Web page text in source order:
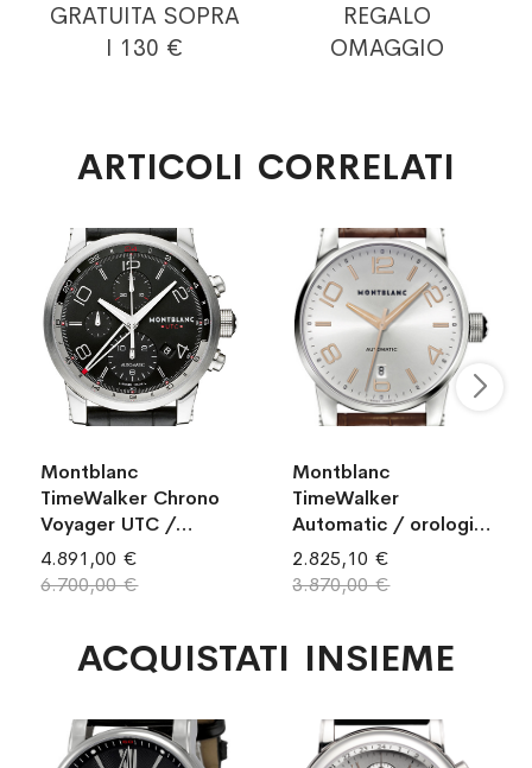
GRATUITA SOPRA
I 130 €
REGALO
OMAGGIO
ARTICOLI CORRELATI
Montblanc
TimeWalker Chrono
Voyager UTC /
orologio uomo /
quadrante nero /
cassa acciaio /
nero
4.891,00 €
6.700,00 €
Montblanc
TimeWalker
Automatic / orologio
uomo / quadrante
argentato opaco /
cassa acciaio /
marrone
2.825,10 €
3.870,00 €
ACQUISTATI INSIEME